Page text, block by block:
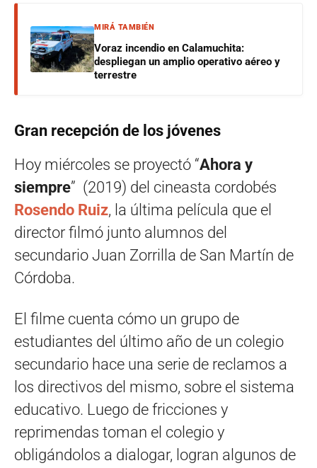
MIRÁ TAMBIÉN
Voraz incendio en Calamuchita:
despliegan un amplio operativo aéreo y
terrestre
Gran recepción de los jóvenes
Hoy miércoles se proyectó “Ahora y
siempre” (2019) del cineasta cordobés
Rosendo Ruiz, la última película que el
director filmó junto alumnos del
secundario Juan Zorrilla de San Martín de
Córdoba.
El filme cuenta cómo un grupo de
estudiantes del último año de un colegio
secundario hace una serie de reclamos a
los directivos del mismo, sobre el sistema
educativo. Luego de fricciones y
reprimendas toman el colegio y
obligándolos a dialogar, logran algunos de